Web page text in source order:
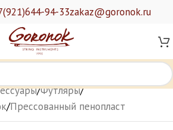
94-33zakaz@goronok.ru
/Футляры/
/Прессованный пенопласт